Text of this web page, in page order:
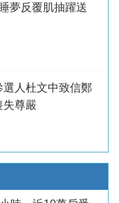
夢反覆肌抽躍送
人杜文中致信鄭
失尊嚴